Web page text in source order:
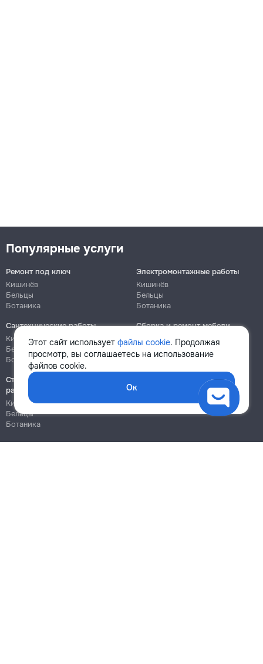
Этот сайт использует файлы cookie. Продолжая
просмотр, вы соглашаетесь на использование
файлов cookie.
Ок
Популярные услуги
Ремонт под ключ
Кишинёв
Бельцы
Ботаника
Электромонтажные работы
Кишинёв
Бельцы
Ботаника
Сантехнические работы
Кишинёв
Бельцы
Ботаника
Сборка и ремонт мебели
Кишинёв
Ботаника
Строительно-монтажные
работы
Кишинёв
Бельцы
Ботаника